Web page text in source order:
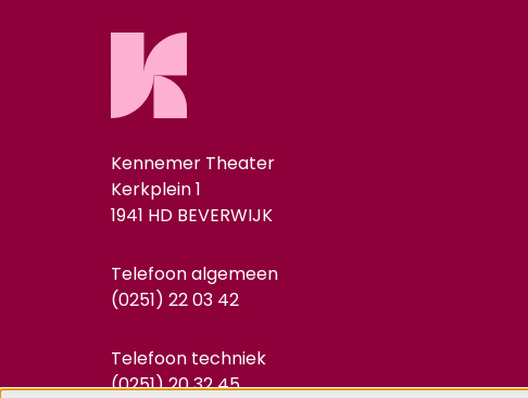
Kennemer Theater
Kerkplein 1
1941 HD BEVERWIJK
Telefoon algemeen
(0251) 22 03 42
Telefoon techniek
(0251) 20 32 45